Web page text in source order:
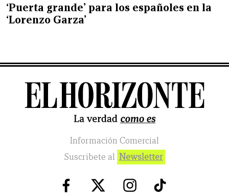
‘Puerta grande’ para los españoles en la
‘Lorenzo Garza’
Información Comercial
Suscribete al Newsletter